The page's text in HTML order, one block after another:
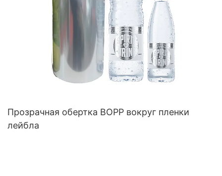
Прозрачная обертка BOPP вокруг пленки
лейбла